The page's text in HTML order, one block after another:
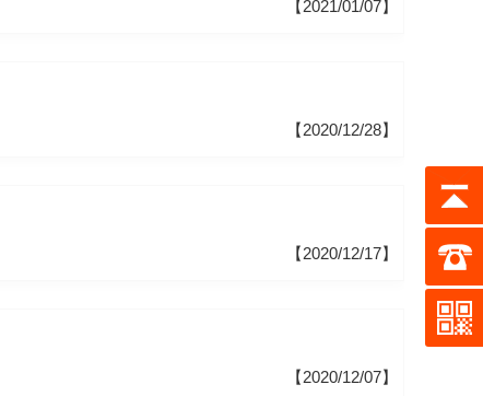
【2021/01/07】
【2020/12/28】
【2020/12/17】
【2020/12/07】